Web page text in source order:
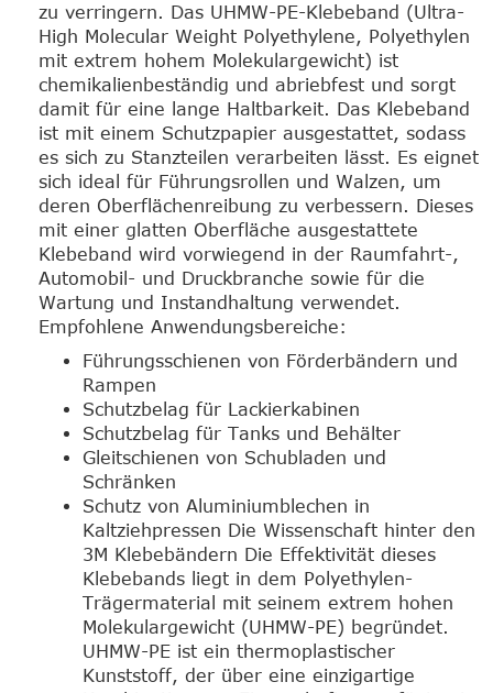
zu verringern. Das UHMW-PE-Klebeband (Ultra-
High Molecular Weight Polyethylene, Polyethylen
mit extrem hohem Molekulargewicht) ist
chemikalienbeständig und abriebfest und sorgt
damit für eine lange Haltbarkeit. Das Klebeband
ist mit einem Schutzpapier ausgestattet, sodass
es sich zu Stanzteilen verarbeiten lässt. Es eignet
sich ideal für Führungsrollen und Walzen, um
deren Oberflächenreibung zu verbessern. Dieses
mit einer glatten Oberfläche ausgestattete
Klebeband wird vorwiegend in der Raumfahrt-,
Automobil- und Druckbranche sowie für die
Wartung und Instandhaltung verwendet.
Empfohlene Anwendungsbereiche:
Führungsschienen von Förderbändern und
Rampen
Schutzbelag für Lackierkabinen
Schutzbelag für Tanks und Behälter
Gleitschienen von Schubladen und
Schränken
Schutz von Aluminiumblechen in
Kaltziehpressen Die Wissenschaft hinter den
3M Klebebändern Die Effektivität dieses
Klebebands liegt in dem Polyethylen-
Trägermaterial mit seinem extrem hohen
Molekulargewicht (UHMW-PE) begründet.
UHMW-PE ist ein thermoplastischer
Kunststoff, der über eine einzigartige